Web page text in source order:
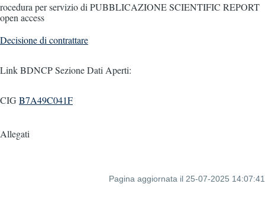
rocedura per servizio di PUBBLICAZIONE SCIENTIFIC REPORT
open access
Decisione di contrattare
Link BDNCP Sezione Dati Aperti:
CIGB7A49C041F
Allegati
Pagina aggiornata il 25-07-2025 14:07:41